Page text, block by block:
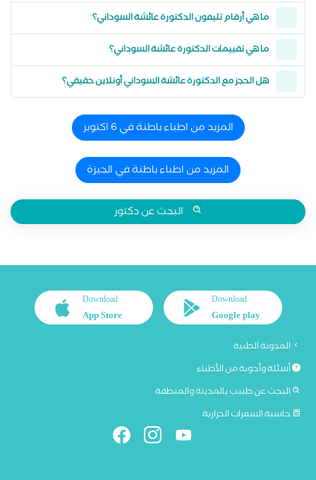
ما هي أرقام تليفون الدكتورة عائشة السوداني؟
ما هي تقييمات الدكتورة عائشة السوداني؟
هل الحجز مع الدكتورة عائشة السوداني أونلاين حقيقي؟
المزيد من اطباء باطنة في 6 اكتوبر
المزيد من اطباء باطنة في الجيزة
البحث عن دكتور
Download
Google play
Download
App Store
المدونة الطبية
أسئلة وأجوبة من الأطباء
البحث عن طبيب بالمدينة والمنطقة
حاسبة السعرات الحرارية